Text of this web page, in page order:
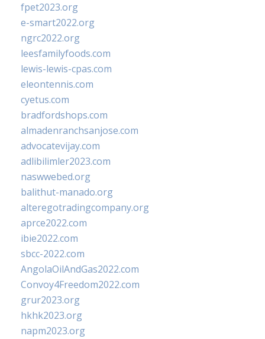
fpet2023.org
e-smart2022.org
ngrc2022.org
leesfamilyfoods.com
lewis-lewis-cpas.com
eleontennis.com
cyetus.com
bradfordshops.com
almadenranchsanjose.com
advocatevijay.com
adlibilimler2023.com
naswwebed.org
balithut-manado.org
alteregotradingcompany.org
aprce2022.com
ibie2022.com
sbcc-2022.com
AngolaOilAndGas2022.com
Convoy4Freedom2022.com
grur2023.org
hkhk2023.org
napm2023.org